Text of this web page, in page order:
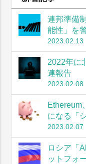
連邦準備
能性」を
2023.02.13
2022年に
連報告
2023.02.08
Ethereum
になる「
2023.02.07
ロシア「
ットフォ